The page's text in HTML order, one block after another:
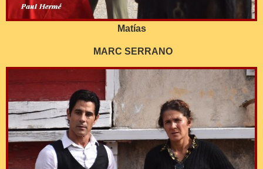
Matías
MARC SERRANO